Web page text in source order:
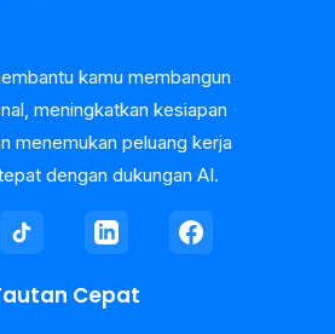
kamu membangun
meningkatkan kesiapan
menemukan peluang kerja
dengan dukungan AI.
Cepat